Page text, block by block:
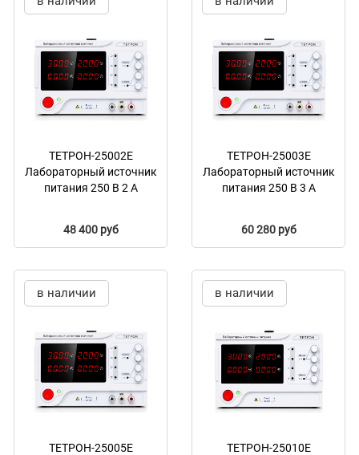
ТЕТРОН-25002Е
Лабораторный источник
питания 250 В 2 А
48 400 руб
ТЕТРОН-25003Е
Лабораторный источник
питания 250 В 3 А
60 280 руб
в наличии
ТЕТРОН-25005Е
в наличии
ТЕТРОН-25010Е